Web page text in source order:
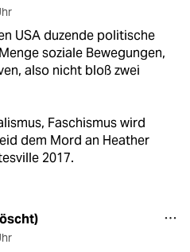
USA duzende politische
soziale Bewegungen,
also nicht bloß zwei
Faschismus wird
dem Mord an Heather
2017.